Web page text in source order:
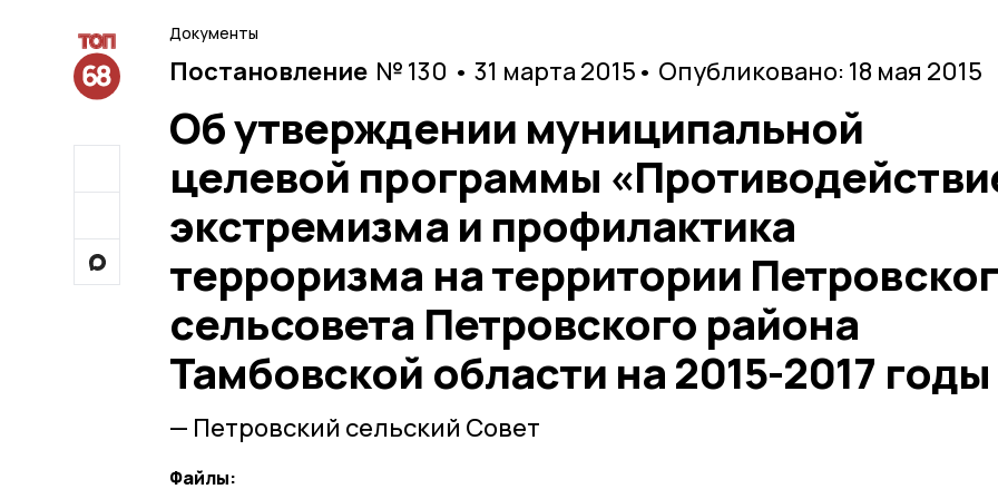
Документы
Постановление № 130 • 31 марта 2015 • Опубликовано: 18 мая 2015
Об утверждении муниципальной
целевой программы
экстремизма и профилактика
терроризма на территории
сельсовета Петровского района
Тамбовской области на 2015-2017 годы
— Петровский сельский Совет
Файлы: